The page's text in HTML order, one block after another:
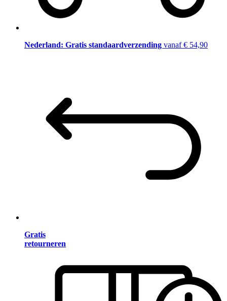
Nederland: Gratis standaardverzending vanaf € 54,90
Gratis
retourneren